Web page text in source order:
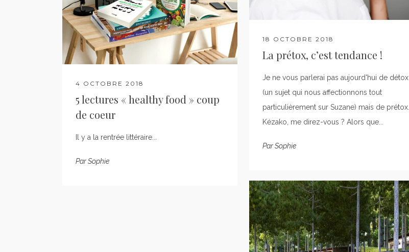
18 OCTOBRE 2018
La prétox, c’est tendance !
Je ne vous parlerai pas aujourd'hui de détox
(un sujet qui nous affectionnons tout
particulièrement sur Suzane) mais de prétox.
Kézako, me direz-vous ? Alors que...
ParSophie
4 OCTOBRE 2018
5 lectures « healthy food » coup
de coeur
Il y a la rentrée littéraire...
ParSophie